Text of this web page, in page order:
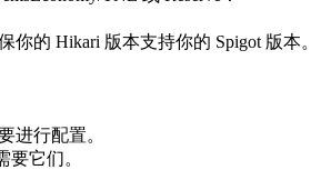
的 Hikari 版本支持你的 Spigot 版本。
进行配置。
它们。